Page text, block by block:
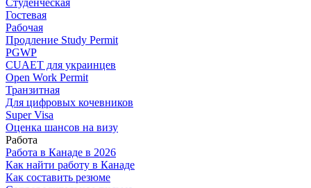
Студенческая
Гостевая
Рабочая
Продление Study Permit
PGWP
CUAET для украинцев
Open Work Permit
Транзитная
Для цифровых кочевников
Super Visa
Оценка шансов на визу
Работа
Работа в Канаде в 2026
Как найти работу в Канаде
Как составить резюме